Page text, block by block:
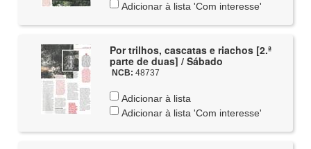
Adicionar à lista 'Com interesse'
Por trilhos, cascatas e riachos [2.ª
parte de duas] / Sábado
NCB: 48737
Adicionar à lista
Adicionar à lista 'Com interesse'